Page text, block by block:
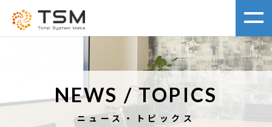
NEWS / TOPICS
ニュース・トピックス